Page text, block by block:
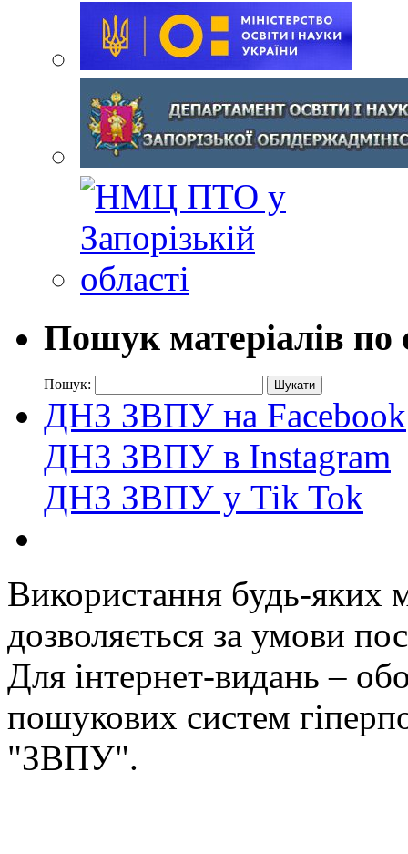
Пошук матеріалів по
Пошук:
ДНЗ ЗВПУ на Facebook
ДНЗ ЗВПУ в Instagram
ДНЗ ЗВПУ у Tik Tok
Використання будь-яких
дозволяється за умови
Для інтернет-видань –
пошукових систем
"ЗВПУ".